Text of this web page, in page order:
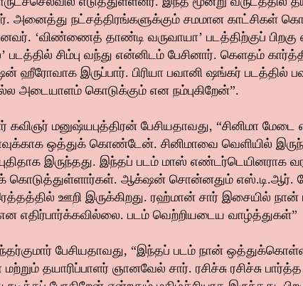
அனைத்து நட்சத்திரங்களுக்கும் சமமான காட்சிகள்
‘விண்ணைத் தாண்டி வருவாயா’ படத்திற்குப்
படத்தில் சிம்பு வந்து என்னிடம் பேசினார். கெளதம்
ஹீரோவாக இருப்பார். பிரியா பவானி ஷங்கர் படத்தில்
அடையாளம் கொடுக்கும் என நம்புகிறேன்”.
கவிஞர் மனுஷ்யபுத்திரன் பேசியதாவது, “சினிமா மேடை
ஒத்துக் கொண்டேன். சினிமாவை வெளியில்
இருந்தது. இந்தப் படம் மாஸ் எண்டர்டெயினராக
கொடுத்துள்ளார்கள். ஆக்‌ஷன் சொன்னதும் எஸ்.டி.ஆர்.
ஊறி இருக்கிறது. ரஹ்மான் சார் இசையில்
என எதிர்பார்க்கவில்லை. படம் வெற்றியடைய வாழ்த்துகள்”
பேசியதாவது, “இந்தப் படம் நான்
தயாரிப்பாளர் ஞானவேல் சார். ரசிச்சு ரசிச்சு